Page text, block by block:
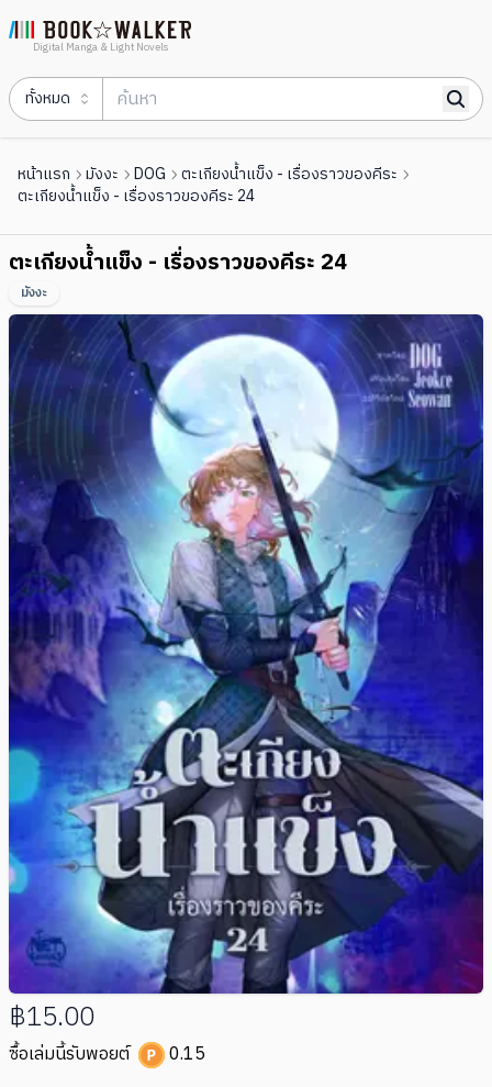
Digital Manga & Light Novels
ทั้งหมด
หน้าแรก มังงะ DOG
ตะเกียงน้ำแข็ง - เรื่องราวของคีระ
ตะเกียงน้ำแข็ง - เรื่องราวของคีระ 24
ตะเกียงน้ำแข็ง - เรื่องราวของคีระ 24
มังงะ
฿15.00
ซื้อเล่มนี้รับพอยต์ 0.15